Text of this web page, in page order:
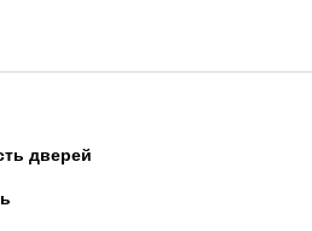
дверей